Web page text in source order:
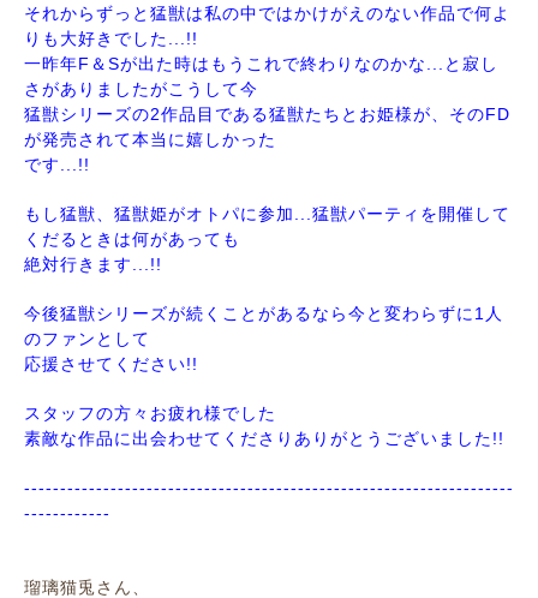
それからずっと猛獣は私の中ではかけがえのない作品で何よ
りも大好きでした...!!
一昨年F＆Sが出た時はもうこれで終わりなのかな...と寂し
さがありましたがこうして今
猛獣シリーズの2作品目である猛獣たちとお姫様が、そのFD
が発売されて本当に嬉しかった
です...!!
もし猛獣、猛獣姫がオトパに参加...猛獣パーティを開催して
くだるときは何があっても
絶対行きます...!!
今後猛獣シリーズが続くことがあるなら今と変わらずに1人
のファンとして
応援させてください!!
スタッフの方々お疲れ様でした
素敵な作品に出会わせてくださりありがとうございました!!
--------------------------------------------------------------------
------------
瑠璃猫兎さん、